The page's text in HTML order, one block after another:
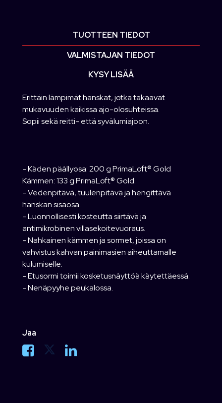
TUOTTEEN TIEDOT
VALMISTAJAN TIEDOT
KYSY LISÄÄ
Erittäin lämpimät hanskat, jotka takaavat
mukavuuden kaikissa ajo-olosuhteissa.
Sopii sekä reitti- että syvälumiajoon.
- Käden päällyosa: 200 g PrimaLoft® Gold
Kämmen: 133 g PrimaLoft® Gold.
- Vedenpitävä, tuulenpitävä ja hengittävä
hanskan sisäosa.
- Luonnollisesti kosteutta siirtävä ja
antimikrobinen villasekoitevuoraus.
- Nahkainen kämmen ja sormet, joissa on
vahvistus kahvan painimasien aiheuttamalle
kulumiselle.
- Etusormi toimii kosketusnäyttöä käytettäessä.
- Nenäpyyhe peukalossa.
Jaa